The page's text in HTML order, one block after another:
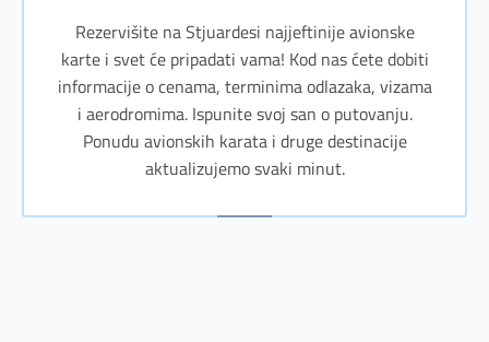
Rezervišite na Stjuardesi najjeftinije avionske
karte i svet će pripadati vama! Kod nas ćete dobiti
informacije o cenama, terminima odlazaka, vizama
i aerodromima. Ispunite svoj san o putovanju.
Ponudu avionskih karata i druge destinacije
aktualizujemo svaki minut.